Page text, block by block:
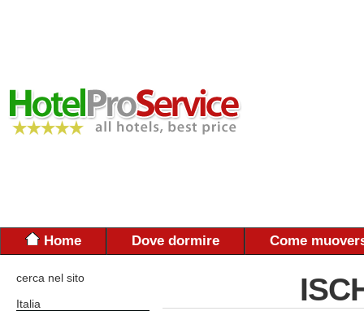
Home Dove dormire Come
cerca nel sito
Italia